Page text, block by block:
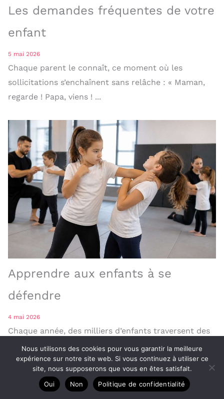
Les demandes fréquentes de votre
enfant
5 mai 2026
Chaque parent le connaît, ce moment où les
sollicitations s’enchaînent sans relâche : « Maman,
regarde ! Papa, viens ! ...
Apprendre aux enfants à se
défendre
4 mai 2026
Chaque année, des milliers d’enfants traversent des
situations d’intimidation, de moqueries ou de
conflits au sein des établissements scolaires. Face ...
Nous utilisons des cookies pour vous garantir la meilleure
expérience sur notre site web. Si vous continuez à utiliser ce
site, nous supposerons que vous en êtes satisfait.
Oui
Non Politique de confidentialité